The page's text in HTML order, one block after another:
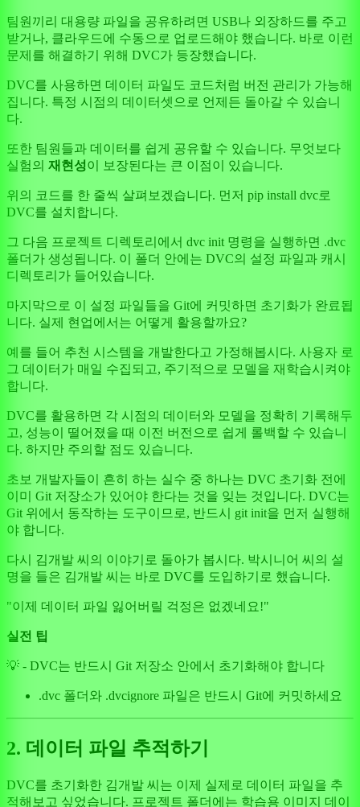
팀원끼리 대용량 파일을 공유하려면 USB나 외장하드를 주고
받거나, 클라우드에 수동으로 업로드해야 했습니다. 바로 이런
문제를 해결하기 위해 DVC가 등장했습니다.
DVC를 사용하면 데이터 파일도 코드처럼 버전 관리가 가능해
집니다. 특정 시점의 데이터셋으로 언제든 돌아갈 수 있습니
다.
또한 팀원들과 데이터를 쉽게 공유할 수 있습니다. 무엇보다
실험의 재현성이 보장된다는 큰 이점이 있습니다.
위의 코드를 한 줄씩 살펴보겠습니다. 먼저 pip install dvc로
DVC를 설치합니다.
그 다음 프로젝트 디렉토리에서 dvc init 명령을 실행하면 .dvc
폴더가 생성됩니다. 이 폴더 안에는 DVC의 설정 파일과 캐시
디렉토리가 들어있습니다.
마지막으로 이 설정 파일들을 Git에 커밋하면 초기화가 완료됩
니다. 실제 현업에서는 어떻게 활용할까요?
예를 들어 추천 시스템을 개발한다고 가정해봅시다. 사용자 로
그 데이터가 매일 수집되고, 주기적으로 모델을 재학습시켜야
합니다.
DVC를 활용하면 각 시점의 데이터와 모델을 정확히 기록해두
고, 성능이 떨어졌을 때 이전 버전으로 쉽게 롤백할 수 있습니
다. 하지만 주의할 점도 있습니다.
초보 개발자들이 흔히 하는 실수 중 하나는 DVC 초기화 전에
이미 Git 저장소가 있어야 한다는 것을 잊는 것입니다. DVC는
Git 위에서 동작하는 도구이므로, 반드시 git init을 먼저 실행해
야 합니다.
다시 김개발 씨의 이야기로 돌아가 봅시다. 박시니어 씨의 설
명을 들은 김개발 씨는 바로 DVC를 도입하기로 했습니다.
"이제 데이터 파일 잃어버릴 걱정은 없겠네요!"
실전 팁
💡 - DVC는 반드시 Git 저장소 안에서 초기화해야 합니다
.dvc 폴더와 .dvcignore 파일은 반드시 Git에 커밋하세요
2. 데이터 파일 추적하기
DVC를 초기화한 김개발 씨는 이제 실제로 데이터 파일을 추
적해보고 싶었습니다. 프로젝트 폴더에는 학습용 이미지 데이